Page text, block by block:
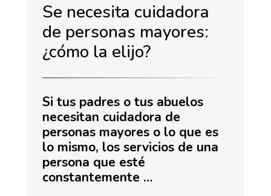
Se necesita cuidadora
de personas mayores:
¿cómo la elijo?
Si tus padres o tus abuelos
necesitan cuidadora de
personas mayores o lo que es
lo mismo, los servicios de una
persona que esté
constantemente …